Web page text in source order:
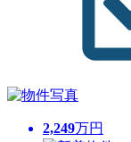
2,249万円